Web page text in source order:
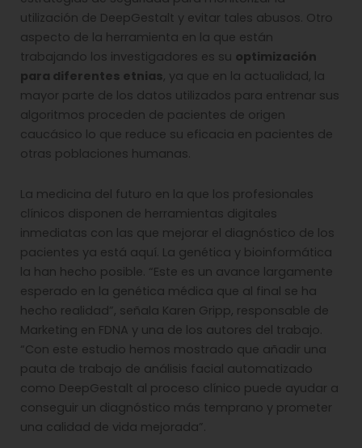
utilización de DeepGestalt y evitar tales abusos. Otro
aspecto de la herramienta en la que están
trabajando los investigadores es su optimización
para diferentes etnias, ya que en la actualidad, la
mayor parte de los datos utilizados para entrenar sus
algoritmos proceden de pacientes de origen
caucásico lo que reduce su eficacia en pacientes de
otras poblaciones humanas.
La medicina del futuro en la que los profesionales
clínicos disponen de herramientas digitales
inmediatas con las que mejorar el diagnóstico de los
pacientes ya está aquí. La genética y bioinformática
la han hecho posible. “Este es un avance largamente
esperado en la genética médica que al final se ha
hecho realidad”, señala Karen Gripp, responsable de
Marketing en FDNA y una de los autores del trabajo.
“Con este estudio hemos mostrado que añadir una
pauta de trabajo de análisis facial automatizado
como DeepGestalt al proceso clínico puede ayudar a
conseguir un diagnóstico más temprano y prometer
una calidad de vida mejorada”.